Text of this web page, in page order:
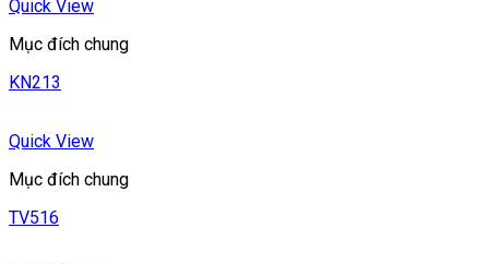
Quick View
Mục đích chung
KN213
Quick View
Mục đích chung
TV516